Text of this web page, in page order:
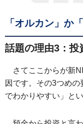
「オルカン」か
話題の理由3：投
さてここからが新
因です。その3つめ
でわかりやすい」と